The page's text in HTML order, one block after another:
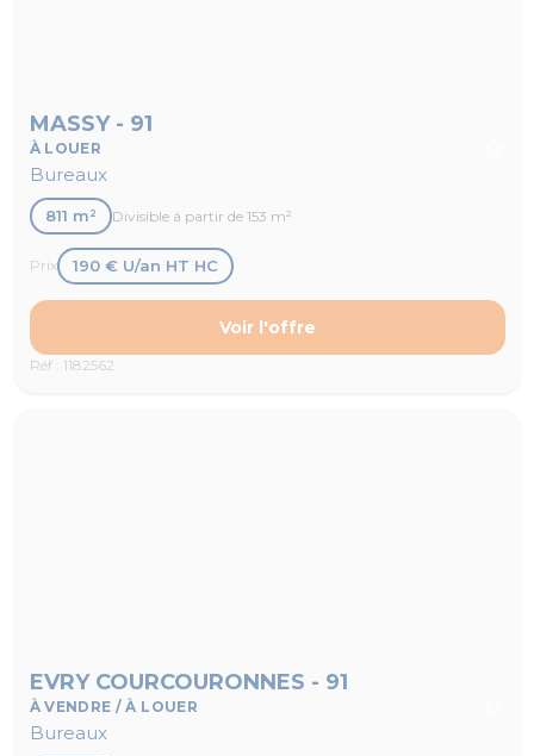
MASSY - 91
À LOUER
Bureaux
811 m² Divisible à partir de 153 m²
Prix 190 € U/an HT HC
Réf : 1182562
Voir l'offre
EVRY COURCOURONNES - 91
À VENDRE / À LOUER
Bureaux